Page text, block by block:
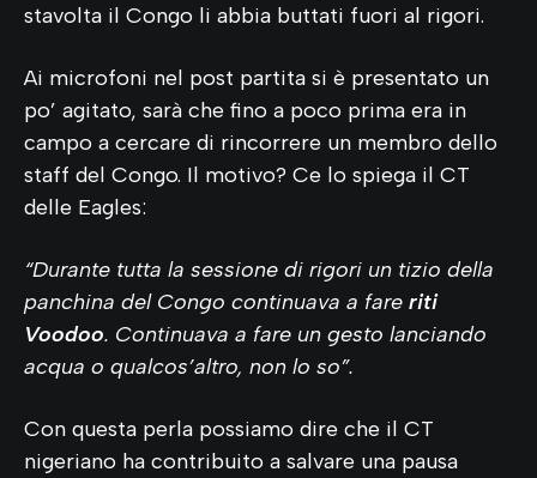
stavolta il Congo li abbia buttati fuori al rigori.
Ai microfoni nel post partita si è presentato un
po’ agitato, sarà che fino a poco prima era in
campo a cercare di rincorrere un membro dello
staff del Congo. Il motivo? Ce lo spiega il CT
delle Eagles:
“Durante tutta la sessione di rigori un tizio della
panchina del Congo continuava a fare riti
Voodoo. Continuava a fare un gesto lanciando
acqua o qualcos’altro, non lo so”.
Con questa perla possiamo dire che il CT
nigeriano ha contribuito a salvare una pausa